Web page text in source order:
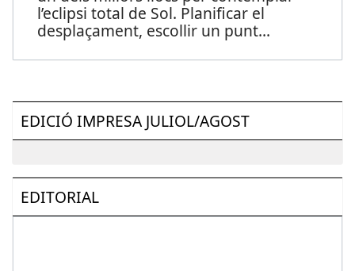
l’eclipsi total de Sol. Planificar el
desplaçament, escollir un punt...
EDICIÓ IMPRESA JULIOL/AGOST
EDITORIAL